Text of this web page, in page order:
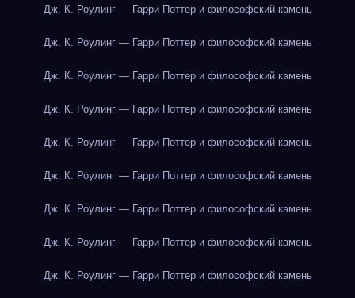
Дж. К. Роулинг — Гарри Поттер и философский камень
Дж. К. Роулинг — Гарри Поттер и философский камень
Дж. К. Роулинг — Гарри Поттер и философский камень
Дж. К. Роулинг — Гарри Поттер и философский камень
Дж. К. Роулинг — Гарри Поттер и философский камень
Дж. К. Роулинг — Гарри Поттер и философский камень
Дж. К. Роулинг — Гарри Поттер и философский камень
Дж. К. Роулинг — Гарри Поттер и философский камень
Дж. К. Роулинг — Гарри Поттер и философский камень